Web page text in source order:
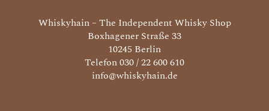
Whiskyhain – The Independent Whisky Shop
Boxhagener Straße 33
10245 Berlin
Telefon 030 / 22 600 610
info@whiskyhain.de